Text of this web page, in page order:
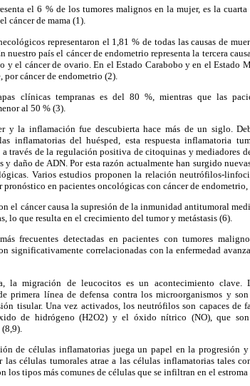
el 6 % de los tumores malignos en la mujer, es la
cáncer de mama (1).
representaron el 1,81 % de todas las causas de
nuestro país el cáncer de endometrio representa la tercera
y el cáncer de ovario. En el Estado Carabobo y en el Estado
cáncer de endometrio (2).
clínicas tempranas es del 80 %, mientras que las
al 50 % (3).
y la inflamación fue descubierta hace más de un siglo.
inflamatorias del huésped, esta respuesta inflamatoria
a través de la regulación positiva de citoquinas y
daño de ADN. Por esta razón actualmente han surgido
Varios estudios proponen la relación neutrófilos-
en pacientes oncológicas con cáncer de
el cáncer causa la supresión de la inmunidad antitumoral
lo que resulta en el crecimiento del tumor y metástasis (6).
frecuentes detectadas en pacientes con tumores
significativamente correlacionadas con la enfermedad
la migración de leucocitos es un acontecimiento clave.
primera línea de defensa contra los microorganismos y
tisular. Una vez activados, los neutrófilos son capaces de
de hidrógeno (H2O2) y el óxido nítrico (NO), que
de células inflamatorias juega un papel en la progresión
células tumorales atrae a las células inflamatorias tales
los tipos más comunes de células que se infiltran en el